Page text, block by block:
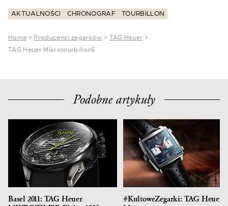
AKTUALNOŚCI CHRONOGRAF TOURBILLON
Home > Producenci zegarków > TAG Heuer >
TAG Heuer MikrotourbillonS
Podobne artykuły
Basel 2011: TAG Heuer
#KultoweZegarki: TAG Heuer